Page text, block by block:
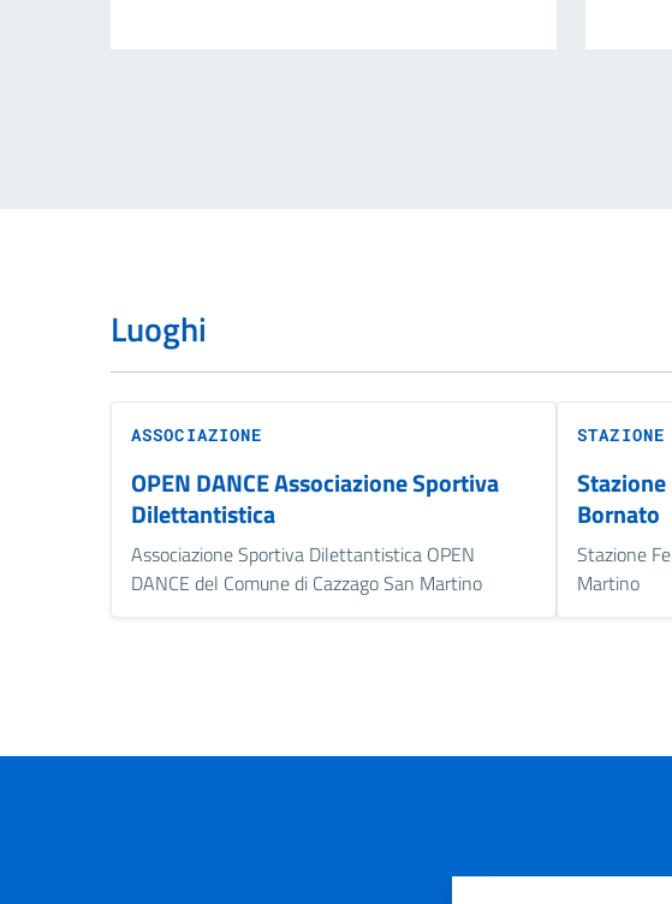
Luoghi
ASSOCIAZIONE
OPEN DANCE Associazione Sportiva
Dilettantistica
Associazione Sportiva Dilettantistica OPEN
DANCE del Comune di Cazzago San Martino
Bornato
Stazione
Martino